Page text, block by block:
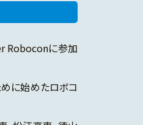
Roboconに参加
に始めたロボコ